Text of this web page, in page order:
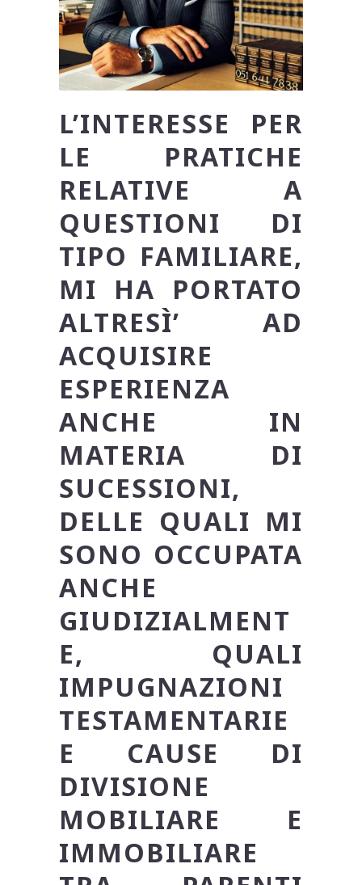
L’INTERESSE PER
LE PRATICHE
RELATIVE A
QUESTIONI DI
TIPO FAMILIARE,
MI HA PORTATO
ALTRESÌ’ AD
ACQUISIRE
ESPERIENZA
ANCHE IN
MATERIA DI
SUCESSIONI,
DELLE QUALI MI
SONO OCCUPATA
ANCHE
GIUDIZIALMENT
E, QUALI
IMPUGNAZIONI
TESTAMENTARIE
E CAUSE DI
DIVISIONE
MOBILIARE E
IMMOBILIARE